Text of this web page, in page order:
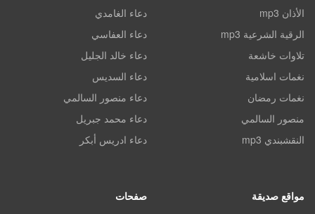
الأذان mp3
الرقية الشرعية mp3
تلاوات خاشعة
نغمات اسلامية
نغمات رمضان
منصور السالمي
النقشبندي mp3
دعاء الغامدي
دعاء العفاسي
دعاء خالد الجليل
دعاء السديس
دعاء منصور السالمي
دعاء محمد جبريل
دعاء ادريس أبكر
مواقع صديقة
صفحات